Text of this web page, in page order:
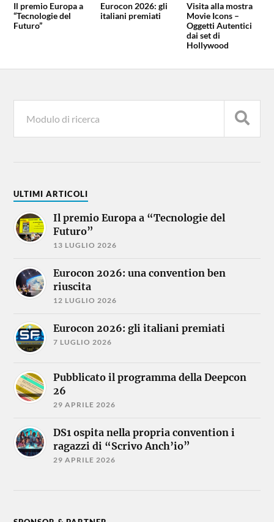
Il premio Europa a
“Tecnologie del
Futuro”
Eurocon 2026: gli
italiani premiati
Visita alla mostra
Movie Icons –
Oggetti Autentici
dai set di
Hollywood
ULTIMI ARTICOLI
Il premio Europa a “Tecnologie del
Futuro”
13 LUGLIO 2026
Eurocon 2026: una convention ben
riuscita
12 LUGLIO 2026
Eurocon 2026: gli italiani premiati
7 LUGLIO 2026
Pubblicato il programma della Deepcon
26
29 APRILE 2026
DS1 ospita nella propria convention i
ragazzi di “Scrivo Anch’io”
29 APRILE 2026